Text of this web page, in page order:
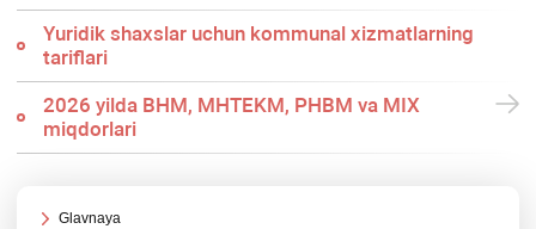
Yuridik shaхslar uchun kommunal хizmatlarning
tariflari
2026 yilda BHM, MHTEKM, PHBM va MIX
miqdorlari
Glavnaya